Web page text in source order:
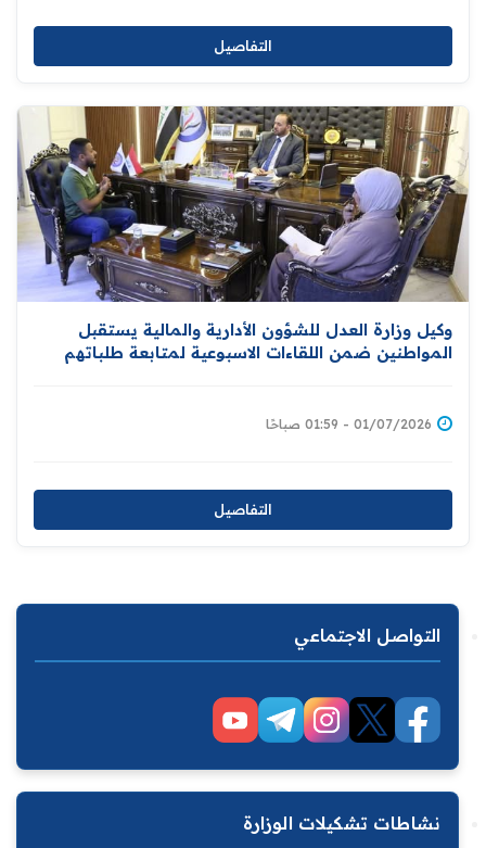
التفاصيل
وكيل وزارة العدل للشؤون الأدارية والمالية يستقبل
المواطنين ضمن اللقاءات الاسبوعية لمتابعة طلباتهم
01/07/2026 - 01:59 صباحًا
التفاصيل
التواصل الاجتماعي
نشاطات تشكيلات الوزارة